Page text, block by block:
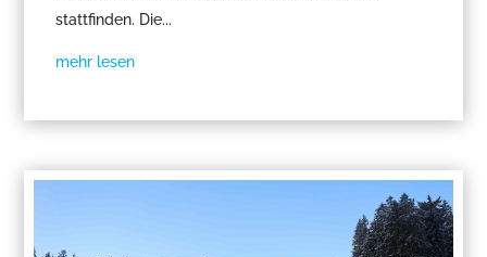
stattfinden. Die...
mehr lesen